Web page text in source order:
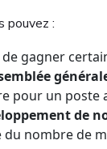
pouvez :
gagner
pour un poste
de
nombre de